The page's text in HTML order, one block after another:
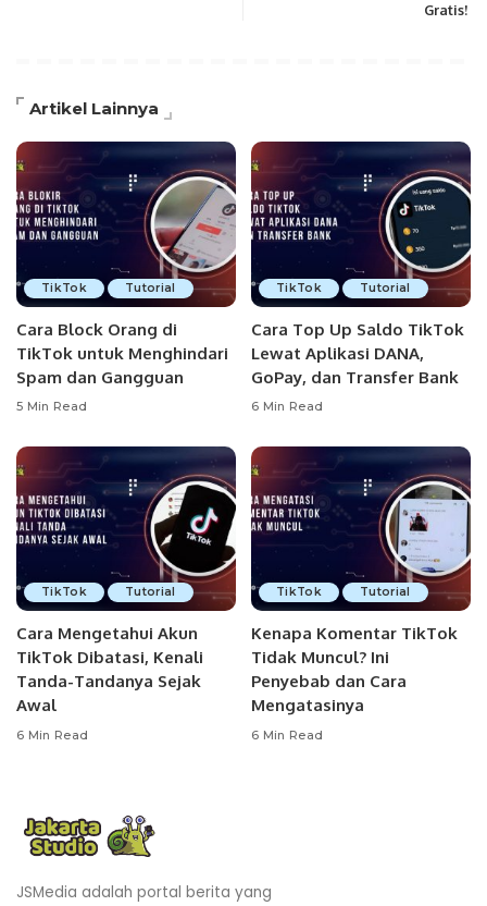
Gratis!
Artikel Lainnya
TikTok Tutorial
Cara Block Orang di
TikTok untuk Menghindari
Spam dan Gangguan
5 Min Read
TikTok Tutorial
Cara Top Up Saldo TikTok
Lewat Aplikasi DANA,
GoPay, dan Transfer Bank
6 Min Read
TikTok Tutorial
Cara Mengetahui Akun
TikTok Dibatasi, Kenali
Tanda-Tandanya Sejak
Awal
6 Min Read
TikTok Tutorial
Kenapa Komentar TikTok
Tidak Muncul? Ini
Penyebab dan Cara
Mengatasinya
6 Min Read
JSMedia adalah portal berita yang